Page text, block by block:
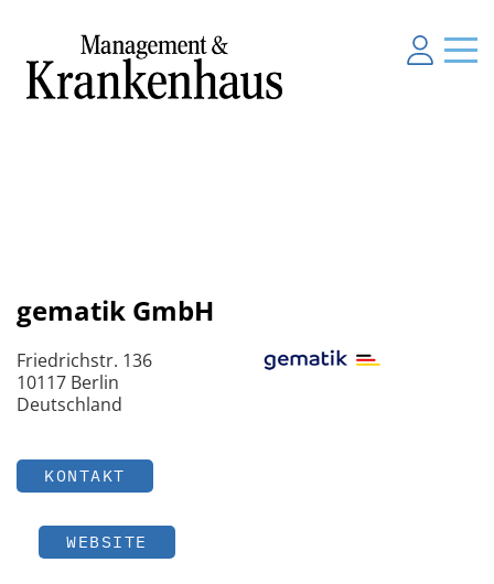
gematik GmbH
Friedrichstr. 136
10117 Berlin
Deutschland
KONTAKT
WEBSITE